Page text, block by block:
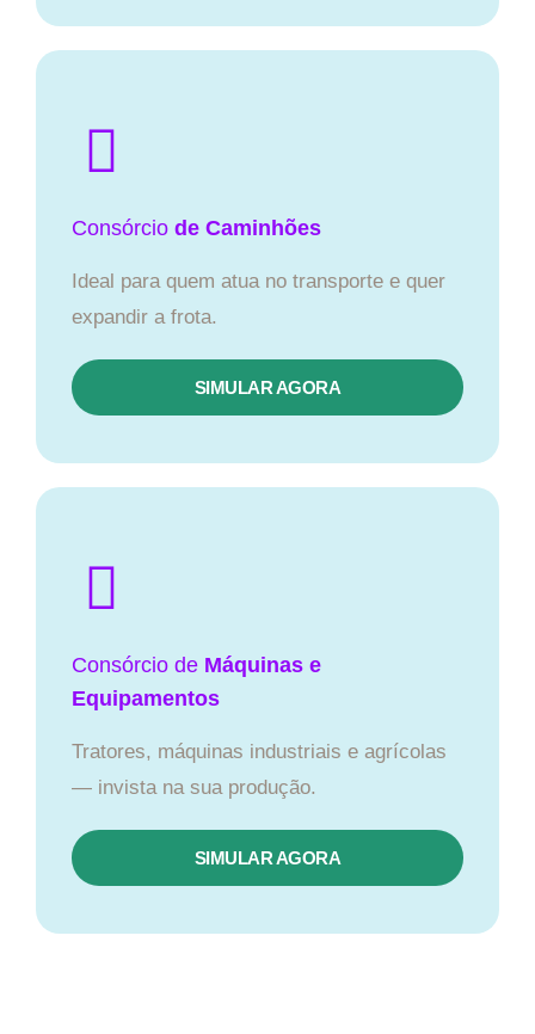
Consórcio de Caminhões
Ideal para quem atua no transporte e quer
expandir a frota.
SIMULAR AGORA
Consórcio de Máquinas e
Equipamentos
Tratores, máquinas industriais e agrícolas
— invista na sua produção.
SIMULAR AGORA